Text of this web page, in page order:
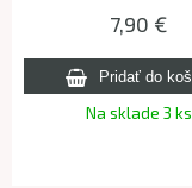
7,90 €
Na sklade 3 ks